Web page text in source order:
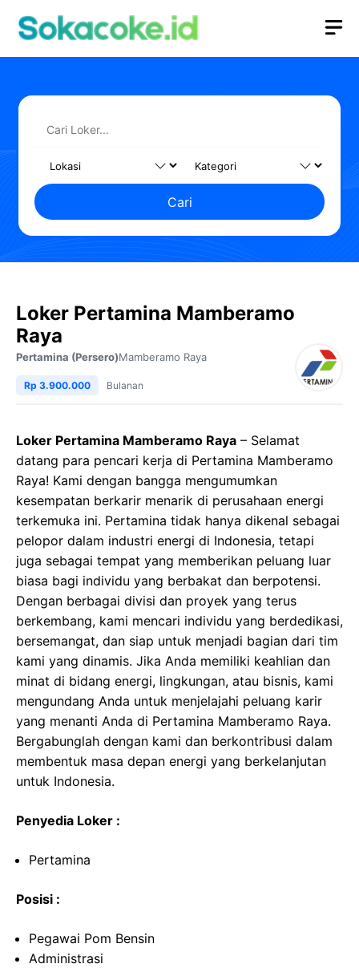
Cari
Loker Pertamina Mamberamo
Raya
Pertamina (Persero)Mamberamo Raya
Rp 3.900.000 Bulanan
Loker Pertamina Mamberamo Raya – Selamat
datang para pencari kerja di Pertamina Mamberamo
Raya! Kami dengan bangga mengumumkan
kesempatan berkarir menarik di perusahaan energi
terkemuka ini. Pertamina tidak hanya dikenal sebagai
pelopor dalam industri energi di Indonesia, tetapi
juga sebagai tempat yang memberikan peluang luar
biasa bagi individu yang berbakat dan berpotensi.
Dengan berbagai divisi dan proyek yang terus
berkembang, kami mencari individu yang berdedikasi,
bersemangat, dan siap untuk menjadi bagian dari tim
kami yang dinamis. Jika Anda memiliki keahlian dan
minat di bidang energi, lingkungan, atau bisnis, kami
mengundang Anda untuk menjelajahi peluang karir
yang menanti Anda di Pertamina Mamberamo Raya.
Bergabunglah dengan kami dan berkontribusi dalam
membentuk masa depan energi yang berkelanjutan
untuk Indonesia.
Penyedia Loker :
Pertamina
Posisi :
Pegawai Pom Bensin
Administrasi